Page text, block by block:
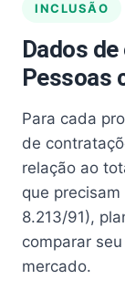
INCLUSÃO
Dados
Pessoas
Para cada
de
relação ao
que
8.213/91),
comparar
mercado.